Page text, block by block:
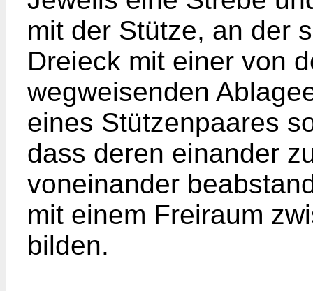
mit der Stütze, an der
Dreieck mit einer von
wegweisenden
eines Stützenpaares
dass deren einander
voneinander
mit einem Freiraum
bilden.